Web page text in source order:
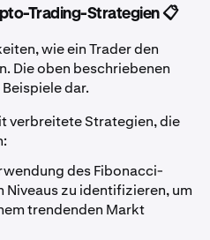
Trading-Strategien 📋
wie ein Trader den
Die oben beschriebenen
dar.
verbreitete Strategien, die
des Fibonacci-
Niveaus zu identifizieren, um
trendenden Markt